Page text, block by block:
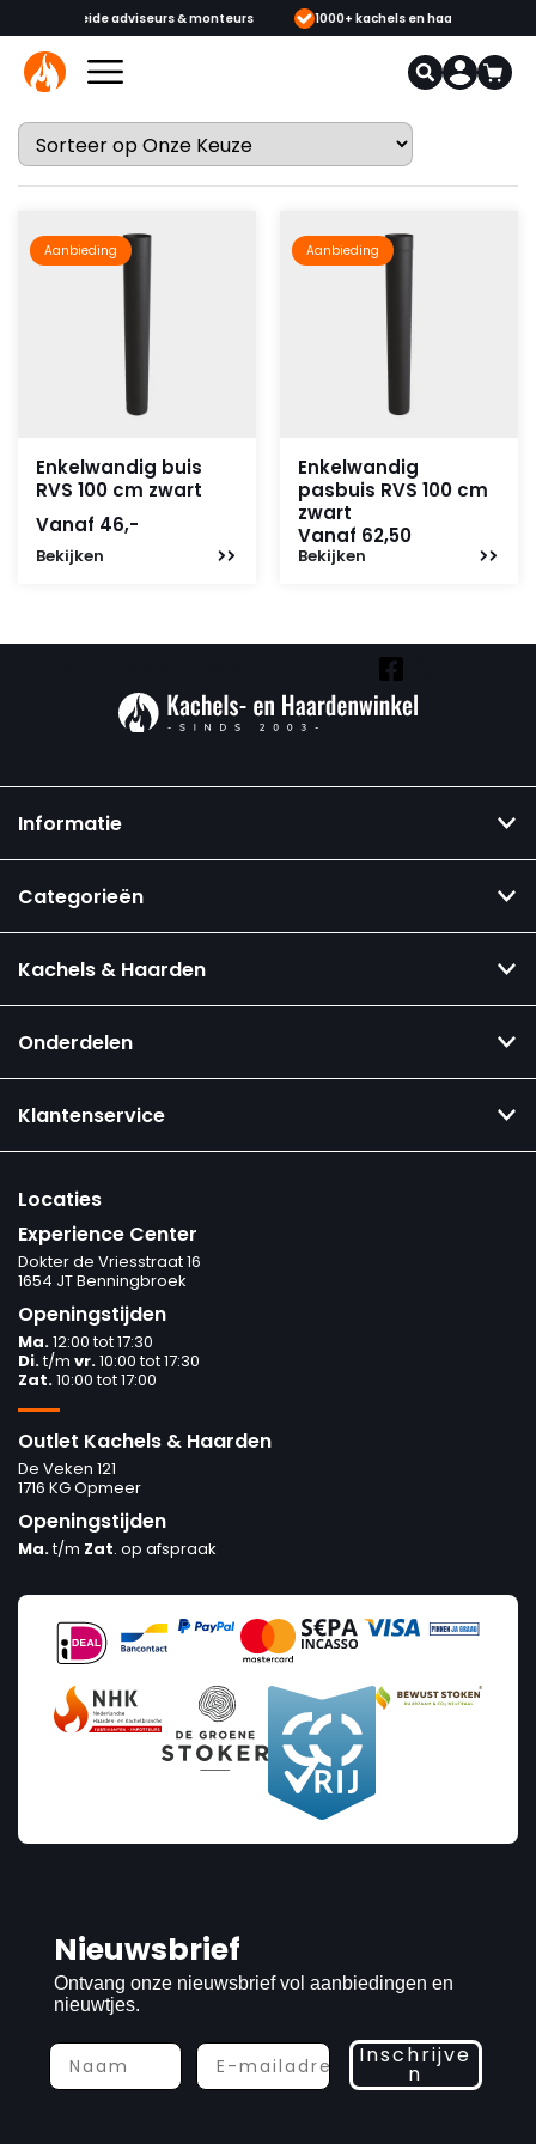
adviseurs & monteurs 1000+ kachels en haarden in onze showrooms
Aanbieding
Enkelwandig buis
RVS 100 cm zwart
Vanaf 46,-
Bekijken
Aanbieding
Enkelwandig
pasbuis RVS 100 cm
zwart
Vanaf 62,50
Bekijken
Informatie
Categorieën
Kachels & Haarden
Onderdelen
Klantenservice
Locaties
Experience Center
Dokter de Vriesstraat 16
1654 JT Benningbroek
Openingstijden
Ma.12:00 tot 17:30
Di.t/m vr.10:00 tot 17:30
Zat.10:00 tot 17:00
Outlet Kachels & Haarden
De Veken 121
1716 KG Opmeer
Openingstijden
Ma.t/m Zat. op afspraak
Nieuwsbrief
Ontvang onze nieuwsbrief vol aanbiedingen en
nieuwtjes.
Inschrijve
n